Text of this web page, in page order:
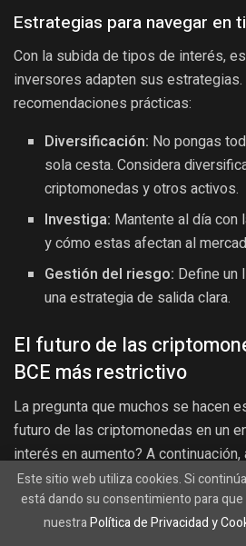
Estrategias para navegar en
Con la subida de tipos de interés,
inversores adapten sus estrategias.
recomendaciones prácticas:
Diversificación: No pongas
sola cesta. Considera
criptomonedas y otros activos.
Investiga: Mantente al día con
y cómo estas afectan al
Gestión del riesgo: Define un
una estrategia de salida clara.
El futuro de las
BCE más restrictivo
La pregunta que muchos se hacen
futuro de las criptomonedas en un
interés en aumento? A
considerar:
Adaptación del mercado:El
demostrado ser resiliente y se
Este sitio web utiliza cookies. Si
está dando su consentimiento para
nuestraPolítica de Privacidad y